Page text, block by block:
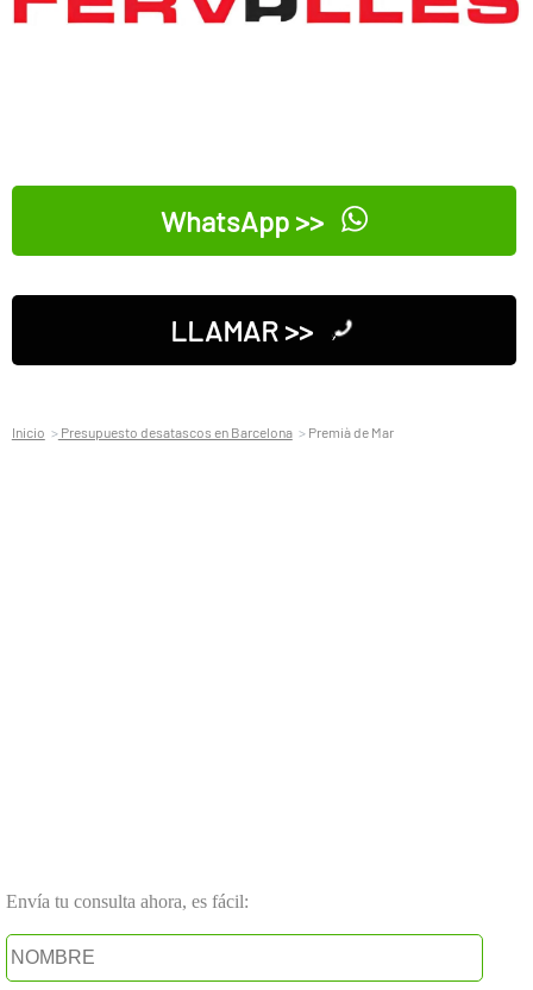
WhatsApp >>
LLAMAR >>
Inicio Presupuesto desatascos en Barcelona Premià de Mar
Envía tu consulta ahora, es fácil: